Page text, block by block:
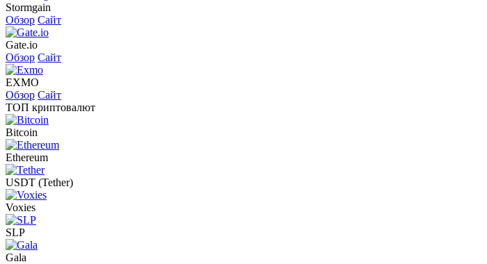
Stormgain
Обзор Сайт
Gate.io
Обзор Сайт
EXMO
Обзор Сайт
ТОП криптовалют
Bitcoin
Ethereum
USDT (Tether)
Voxies
SLP
Gala